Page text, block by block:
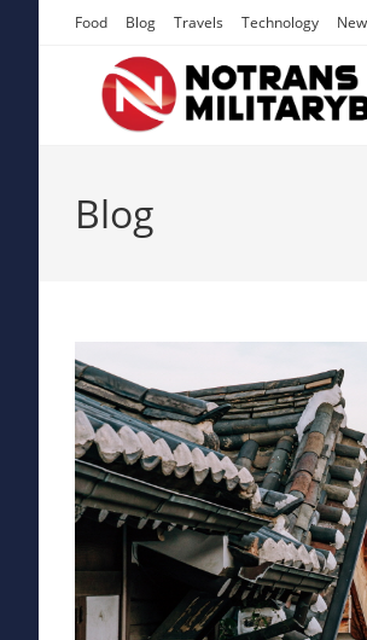
Food Blog Travels Technology
Blog